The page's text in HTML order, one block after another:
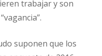
trabajar y son
suponen que los